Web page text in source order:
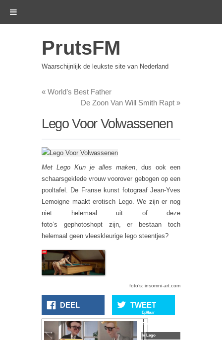
PrutsFM
Waarschijnlijk de leukste site van Nederland
« World’s Best Father
De Zoon Van Will Smith Rapt »
Lego Voor Volwassenen
Met Lego Kun je alles maken, dus ook een
schaarsgeklede vrouw voorover gebogen op een
pooltafel. De Franse kunst fotograaf Jean-Yves
Lemoigne maakt erotisch Lego. We zijn er nog
niet helemaal uit of deze
foto’s gephotoshopt zijn, er bestaan toch
helemaal geen vleeskleurige lego steentjes?
foto’s: insomni-art.com
DEEL TWEET
Epke
Zonderland
In Lego
Haar
Van
Lego